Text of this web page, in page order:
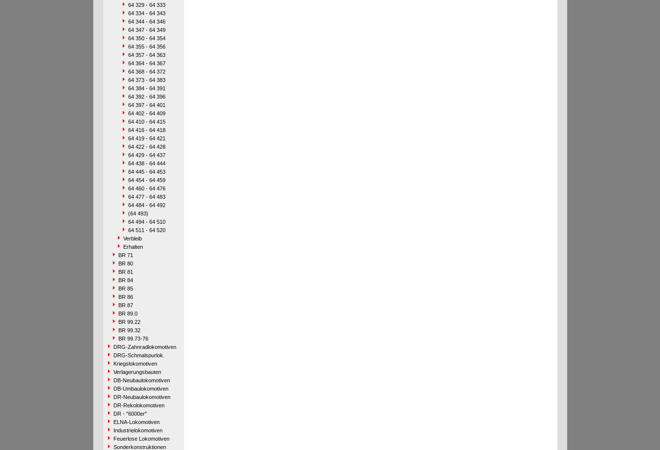
64 329 - 64 333
64 334 - 64 343
64 344 - 64 346
64 347 - 64 349
64 350 - 64 354
64 355 - 64 356
64 357 - 64 363
64 364 - 64 367
64 368 - 64 372
64 373 - 64 383
64 384 - 64 391
64 392 - 64 396
64 397 - 64 401
64 402 - 64 409
64 410 - 64 415
64 416 - 64 418
64 419 - 64 421
64 422 - 64 428
64 429 - 64 437
64 438 - 64 444
64 445 - 64 453
64 454 - 64 459
64 460 - 64 476
64 477 - 64 483
64 484 - 64 492
(64 493)
64 494 - 64 510
64 511 - 64 520
Verbleib
Erhalten
BR 71
BR 80
BR 81
BR 84
BR 85
BR 86
BR 87
BR 89.0
BR 99.22
BR 99.32
BR 99.73-76
DRG-Zahnradlokomotiven
DRG-Schmalspurlok.
Kriegslokomotiven
Verlagerungsbauten
DB-Neubaulokomotiven
DB-Umbaulokomotiven
DR-Neubaulokomotiven
DR-Rekolokomotiven
DR - "6000er"
ELNA-Lokomotiven
Industrielokomotiven
Feuerlose Lokomotiven
Sonderkonstruktionen